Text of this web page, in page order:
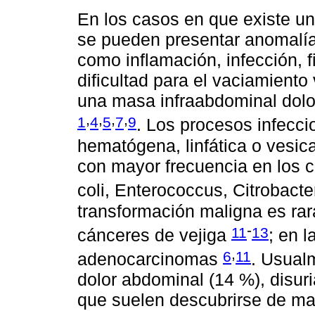
En los casos en que existe
se pueden presentar
como inflamación, infección,
dificultad para el
una masa infraabdominal
1,4,5,7,9. Los procesos
hematógena, linfática o
con mayor frecuencia en los
coli, Enterococcus,
transformación maligna es
cánceres de vejiga 11-13; en
adenocarcinomas 6,11.
dolor abdominal (14 %),
que suelen descubrirse de